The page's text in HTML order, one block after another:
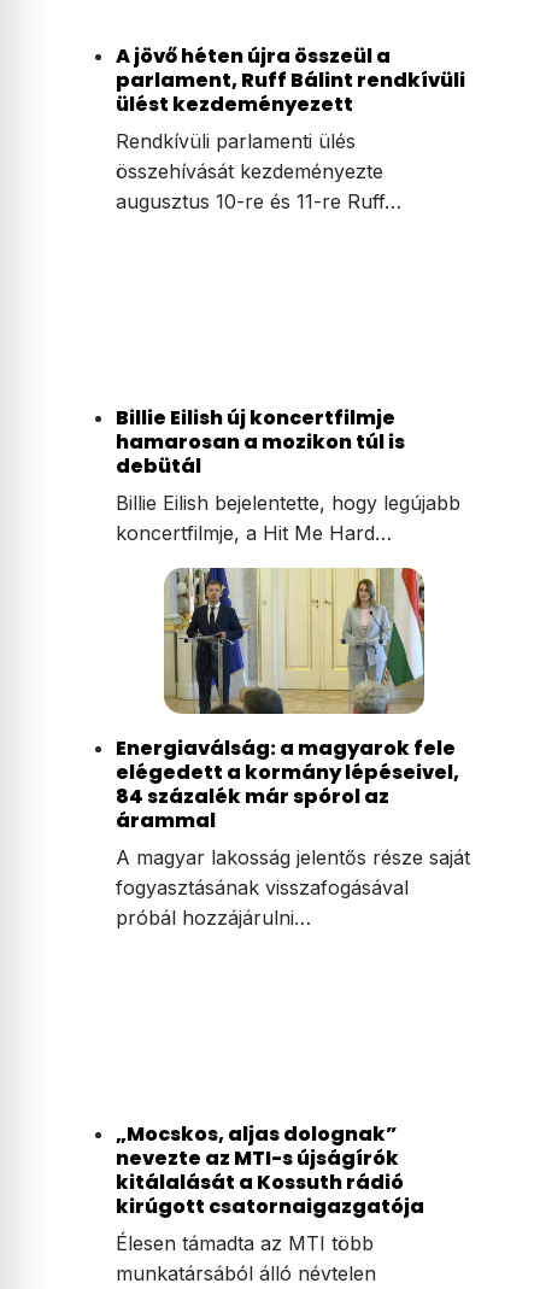
A jövő héten újra összeül a
parlament, Ruff Bálint rendkívüli
ülést kezdeményezett
Rendkívüli parlamenti ülés
összehívását kezdeményezte
augusztus 10-re és 11-re Ruff…
Billie Eilish új koncertfilmje
hamarosan a mozikon túl is
debütál
Billie Eilish bejelentette, hogy legújabb
koncertfilmje, a Hit Me Hard…
Energiaválság: a magyarok fele
elégedett a kormány lépéseivel,
84 százalék már spórol az
árammal
A magyar lakosság jelentős része saját
fogyasztásának visszafogásával
próbál hozzájárulni…
„Mocskos, aljas dolognak”
nevezte az MTI-s újságírók
kitálalását a Kossuth rádió
kirúgott csatornaigazgatója
Élesen támadta az MTI több
munkatársából álló névtelen